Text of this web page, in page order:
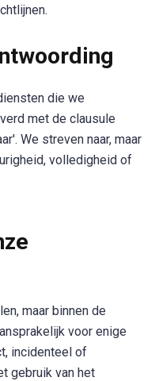
die we
met de clausule
We streven naar, maar
volledigheid of
maar binnen de
voor enige
incidenteel of
gebruik van het